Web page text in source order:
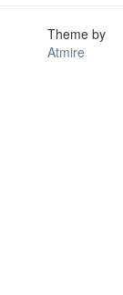
Theme by
Atmire